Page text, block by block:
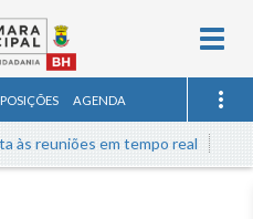
AGENDA
às reuniões em tempo real